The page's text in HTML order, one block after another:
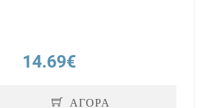
14.69€
ΑΓΟΡΑ